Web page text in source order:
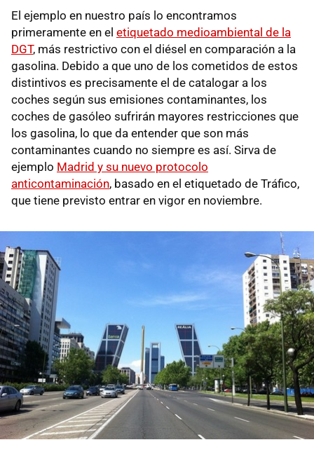
El ejemplo en nuestro país lo encontramos
primeramente en el etiquetado medioambiental de la
DGT, más restrictivo con el diésel en comparación a la
gasolina. Debido a que uno de los cometidos de estos
distintivos es precisamente el de catalogar a los
coches según sus emisiones contaminantes, los
coches de gasóleo sufrirán mayores restricciones que
los gasolina, lo que da entender que son más
contaminantes cuando no siempre es así. Sirva de
ejemplo Madrid y su nuevo protocolo
anticontaminación, basado en el etiquetado de Tráfico,
que tiene previsto entrar en vigor en noviembre.